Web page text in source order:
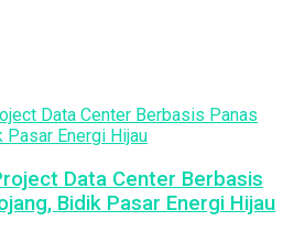
Data Center Berbasis
Bidik Pasar Energi Hijau